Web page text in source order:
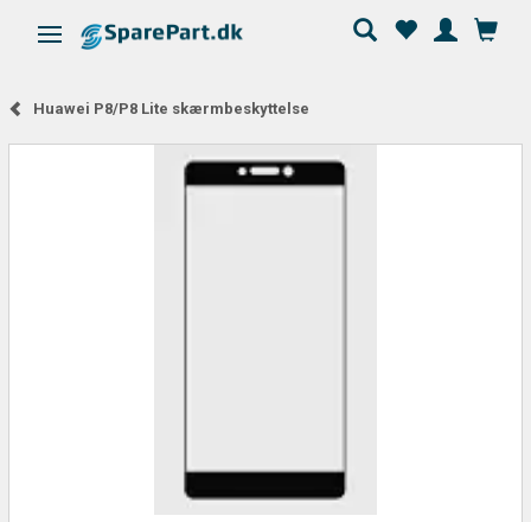
Skifte navigation
Huawei P8/P8 Lite skærmbeskyttelse